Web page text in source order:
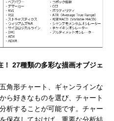
27種類の多彩な描画オブジェ
角形チャート、ギャンラインな
ら好きなものを選び、チャート
析することが可能です。チャー